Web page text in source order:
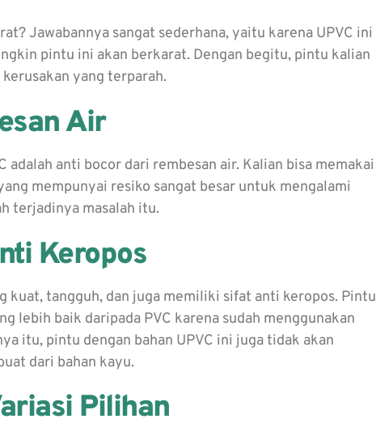
Jawabannya sangat sederhana, yaitu karena UPVC ini
pintu ini akan berkarat. Dengan begitu, pintu kalian
yang terparah.
Air
anti bocor dari rembesan air. Kalian bisa memakai
mempunyai resiko sangat besar untuk mengalami
terjadinya masalah itu.
Keropos
kuat, tangguh, dan juga memiliki sifat anti keropos. Pintu
lebih baik daripada PVC karena sudah menggunakan
itu, pintu dengan bahan UPVC ini juga tidak akan
dari bahan kayu.
Pilihan